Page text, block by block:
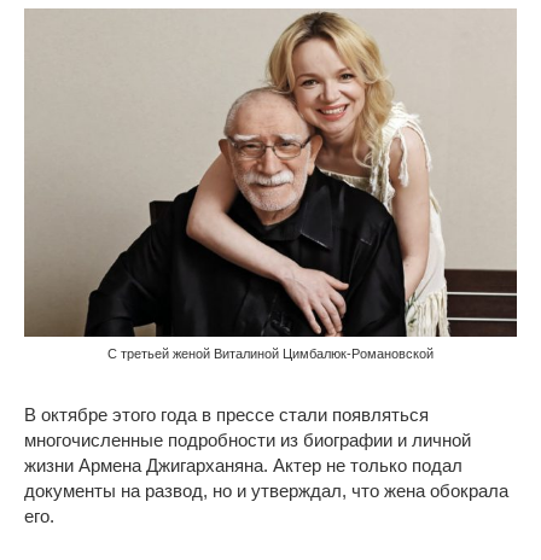
С третьей женой Виталиной Цимбалюк-Романовской
В октябре этого года в прессе стали появляться
многочисленные подробности из биографии и личной
жизни Армена Джигарханяна. Актер не только подал
документы на развод, но и утверждал, что жена обокрала
его.